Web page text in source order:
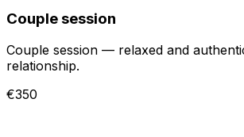
Couple session
Couple session — relaxed and
relationship.
€350